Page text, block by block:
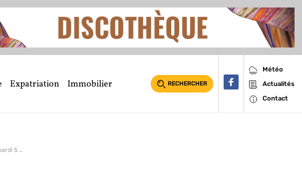
Expatriation Immobilier RECHERCHER
Météo
Actualités
Contact
Ouverture de Granvalira : mardi 5 décembre !